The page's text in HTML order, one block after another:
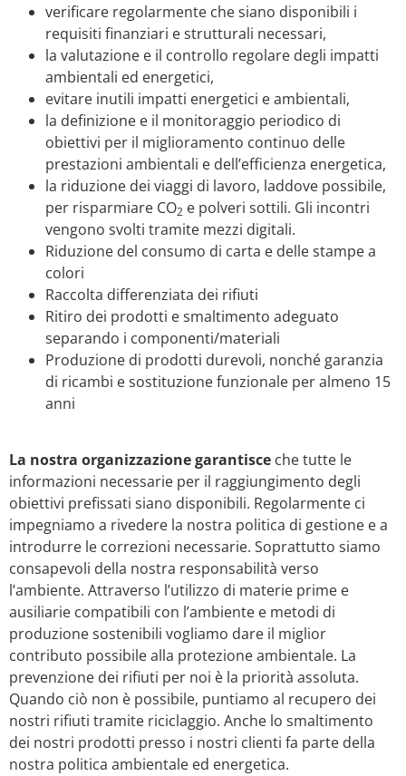
verificare regolarmente che siano disponibili i
requisiti finanziari e strutturali necessari,
la valutazione e il controllo regolare degli impatti
ambientali ed energetici,
evitare inutili impatti energetici e ambientali,
la definizione e il monitoraggio periodico di
obiettivi per il miglioramento continuo delle
prestazioni ambientali e dell’efficienza energetica,
la riduzione dei viaggi di lavoro, laddove possibile,
per risparmiare CO2 e polveri sottili. Gli incontri
vengono svolti tramite mezzi digitali.
Riduzione del consumo di carta e delle stampe a
colori
Raccolta differenziata dei rifiuti
Ritiro dei prodotti e smaltimento adeguato
separando i componenti/materiali
Produzione di prodotti durevoli, nonché garanzia
di ricambi e sostituzione funzionale per almeno 15
anni
La nostra organizzazione garantisce che tutte le
informazioni necessarie per il raggiungimento degli
obiettivi prefissati siano disponibili. Regolarmente ci
impegniamo a rivedere la nostra politica di gestione e a
introdurre le correzioni necessarie. Soprattutto siamo
consapevoli della nostra responsabilità verso
l’ambiente. Attraverso l’utilizzo di materie prime e
ausiliarie compatibili con l’ambiente e metodi di
produzione sostenibili vogliamo dare il miglior
contributo possibile alla protezione ambientale. La
prevenzione dei rifiuti per noi è la priorità assoluta.
Quando ciò non è possibile, puntiamo al recupero dei
nostri rifiuti tramite riciclaggio. Anche lo smaltimento
dei nostri prodotti presso i nostri clienti fa parte della
nostra politica ambientale ed energetica.